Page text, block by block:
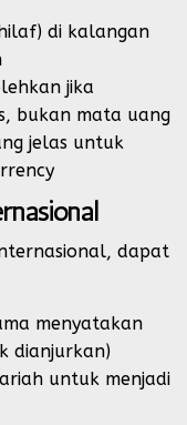
di kalangan
jika
bukan mata uang
jelas untuk
dapat
menyatakan
dianjurkan)
untuk menjadi